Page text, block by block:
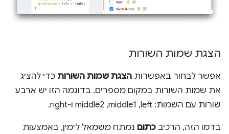
הצגת שמות השורות
אפשר לבחור באפשרות הצגת שמות השורות כדי להציג
את שמות השורות במקום מספרים. בדוגמה הזו יש ארבע
שורות עם השמות: left,‏ middle1,‏ middle2 ו-right.
בדמו הזה, הרכיב כתום נמתח משמאל לימין, באמצעות